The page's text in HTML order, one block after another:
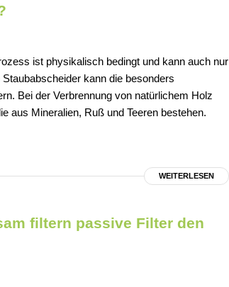
ist physikalisch bedingt und kann auch nur
kann die besonders
Bei der Verbrennung von natürlichem Holz
aus Mineralien, Ruß und Teeren bestehen.
WEITERLESEN
filtern passive Filter den